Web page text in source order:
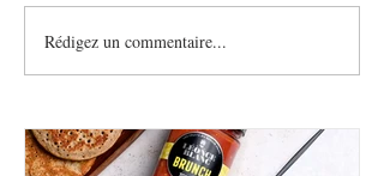
Rédigez un commentaire...